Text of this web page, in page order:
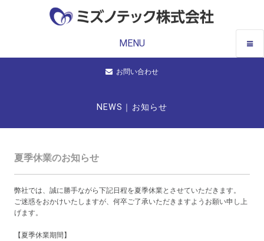
MENU
お問い合わせ
NEWS｜お知らせ
夏季休業のお知らせ
弊社では、誠に勝手ながら下記日程を夏季休業とさせていただきます。
ご迷惑をおかけいたしますが、何卒ご了承いただきますようお願い申し上
げます。
【夏季休業期間】